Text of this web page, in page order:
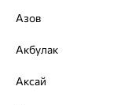
Азов
Акбулак
Аксай